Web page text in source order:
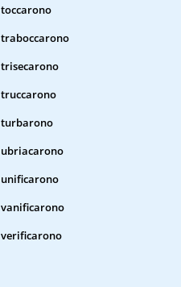
toccarono
traboccarono
trisecarono
truccarono
turbarono
ubriacarono
unificarono
vanificarono
verificarono